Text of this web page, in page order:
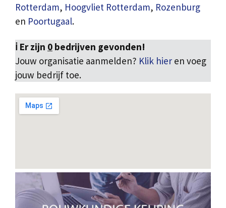
Rotterdam, Hoogvliet Rotterdam, Rozenburg
en Poortugaal.
ℹ️ Er zijn 0 bedrijven gevonden!
Jouw organisatie aanmelden? Klik hier en voeg
jouw bedrijf toe.